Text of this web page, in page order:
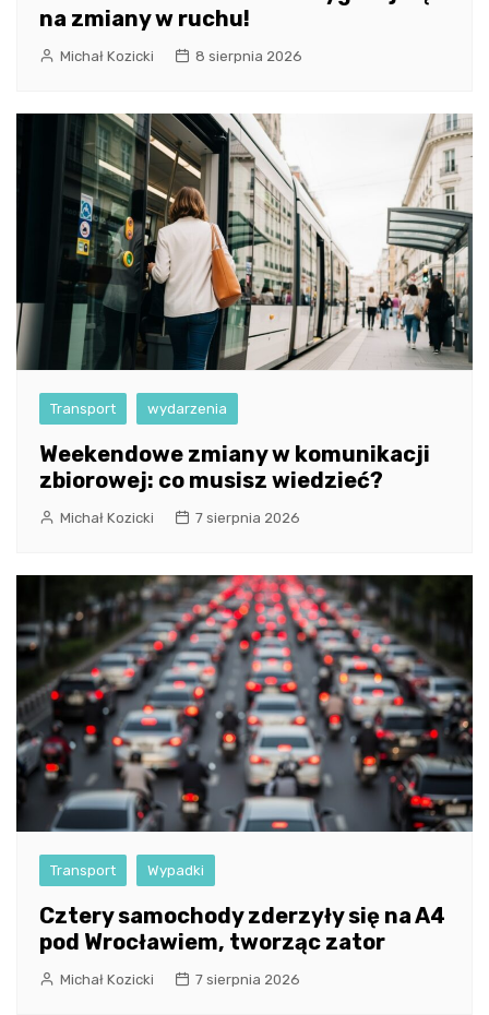
na zmiany w ruchu!
Michał Kozicki 8 sierpnia 2026
Transport wydarzenia
Weekendowe zmiany w komunikacji
zbiorowej: co musisz wiedzieć?
Michał Kozicki 7 sierpnia 2026
Transport Wypadki
Cztery samochody zderzyły się na A4
pod Wrocławiem, tworząc zator
Michał Kozicki 7 sierpnia 2026